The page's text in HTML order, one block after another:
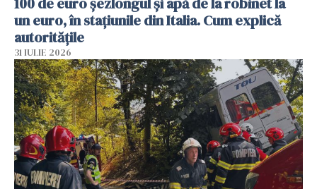
un euro, în stațiunile din Italia. Cum explică
autoritățile
31 IULIE 2026